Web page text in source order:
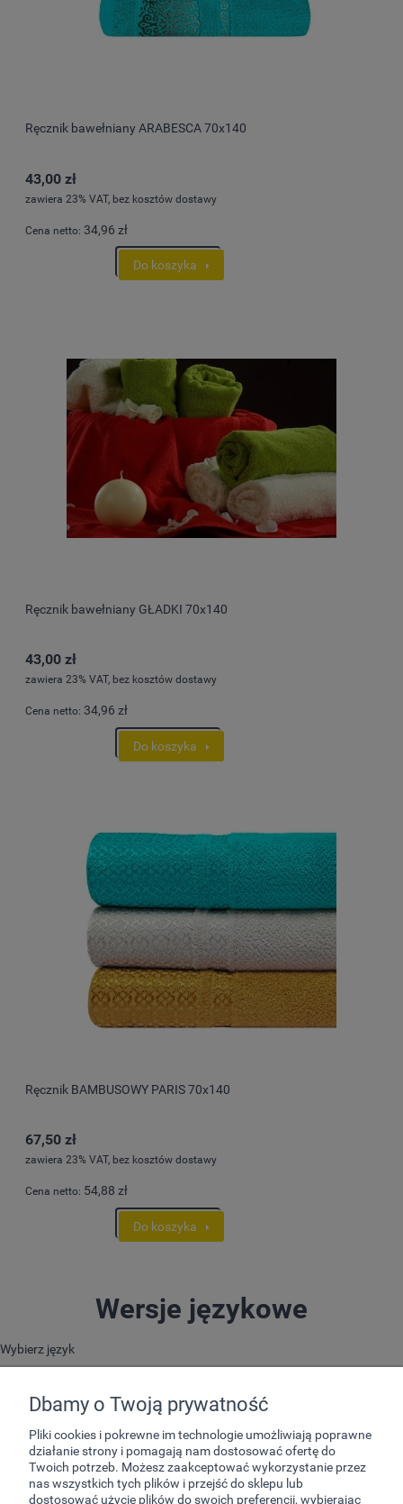
Ręcznik bawełniany ARABESCA 70x140
43,00 zł
zawiera 23% VAT, bez kosztów dostawy
Cena netto: 34,96 zł
Do koszyka
Ręcznik bawełniany GŁADKI 70x140
43,00 zł
zawiera 23% VAT, bez kosztów dostawy
Cena netto: 34,96 zł
Do koszyka
Ręcznik BAMBUSOWY PARIS 70x140
67,50 zł
zawiera 23% VAT, bez kosztów dostawy
Cena netto: 54,88 zł
Do koszyka
Wersje językowe
Wybierz język
Dbamy o Twoją prywatność
Pliki cookies i pokrewne im technologie umożliwiają poprawne
działanie strony i pomagają nam dostosować ofertę do
Twoich potrzeb. Możesz zaakceptować wykorzystanie przez
nas wszystkich tych plików i przejść do sklepu lub
dostosować użycie plików do swoich preferencji, wybierając